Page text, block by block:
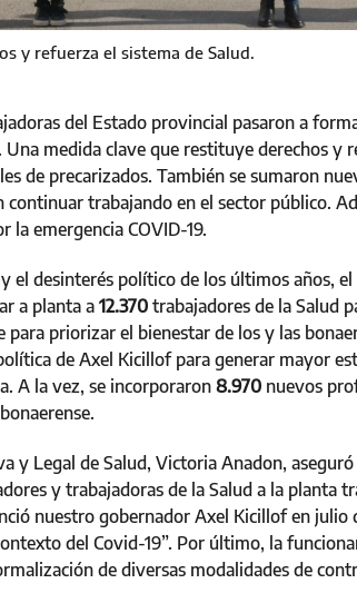
y refuerza el sistema de Salud.
del Estado provincial pasaron a
medida clave que restituye derechos y
de precarizados. También se sumaron
trabajando en el sector público.
la emergencia COVID-19.
el desinterés político de los últimos años, el
a planta a 12.370 trabajadores de la Salud
priorizar el bienestar de los y las
de Axel Kicillof para generar mayor
A la vez, se incorporaron 8.970 nuevos
y Legal de Salud, Victoria Anadon,
y trabajadoras de la Salud a la planta
nuestro gobernador Axel Kicillof en julio
del Covid-19”. Por último, la
de diversas modalidades de